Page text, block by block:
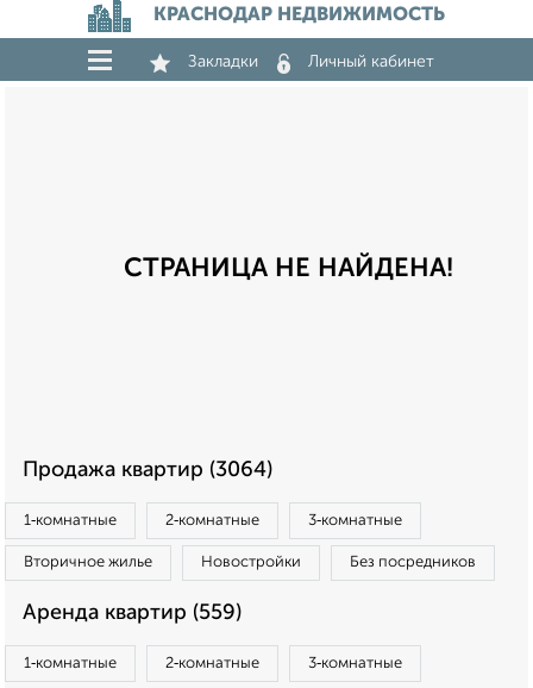
КРАСНОДАР НЕДВИЖИМОСТЬ
Закладки Личный кабинет
СТРАНИЦА НЕ НАЙДЕНА!
Продажа квартир (3064)
1‑комнатные 2‑комнатные 3‑комнатные
Вторичное жилье Новостройки Без посредников
Аренда квартир (559)
1‑комнатные 2‑комнатные 3‑комнатные